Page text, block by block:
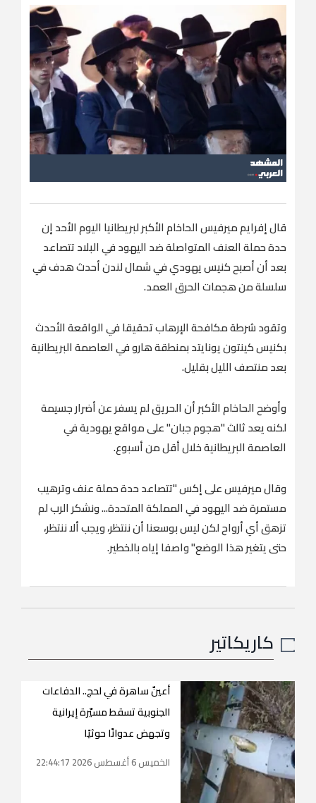
قال إفرايم ميرفيس الحاخام الأكبر لبريطانيا اليوم الأحد إن
حدة حملة العنف المتواصلة ضد اليهود في البلاد تتصاعد
بعد أن أصبح كنيس يهودي في شمال لندن أحدث هدف ​في
سلسلة من هجمات الحرق العمد.
وتقود شرطة مكافحة الإرهاب تحقيقا في الواقعة الأحدث
بكنيس كينتون يونايتد بمنطقة هارو في العاصمة البريطانية
بعد منتصف الليل بقليل.
وأوضح الحاخام الأكبر أن الحريق لم يسفر عن أضرار جسيمة
لكنه يعد ثالث "هجوم جبان" على مواقع يهودية في
العاصمة البريطانية خلال أقل من أسبوع.
وقال ميرفيس على إكس "تتصاعد حدة حملة عنف وترهيب
مستمرة ضد اليهود في المملكة المتحدة... ونشكر الرب لم
تزهق أي أرواح لكن ‌ليس بوسعنا أن ‌ننتظر، ويجب ألا ننتظر،
حتى يتغير هذا ​الوضع" ‌واصفا ⁠إياه بالخطير.
كاريكاتير
أعينٌ ساهرة في لحج.. الدفاعات
الجنوبية تسقط مسيّرة إيرانية
وتجهض عدوانًا حوثيًا
الخميس 6 أغسطس 2026 22:44:17